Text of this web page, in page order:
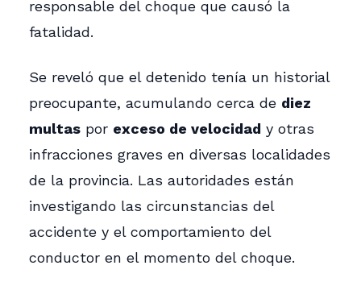
responsable del choque que causó la
fatalidad.
Se reveló que el detenido tenía un historial
preocupante, acumulando cerca de diez
multas por exceso de velocidad y otras
infracciones graves en diversas localidades
de la provincia. Las autoridades están
investigando las circunstancias del
accidente y el comportamiento del
conductor en el momento del choque.